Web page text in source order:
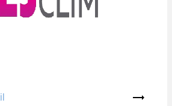
trending_flat